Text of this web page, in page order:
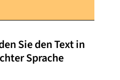
Sie den Text in
Sprache